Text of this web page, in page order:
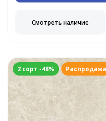
Смотреть наличие
2 сорт -48% Распродажа